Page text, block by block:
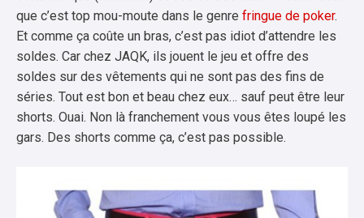
que c’est top mou-moute dans le genre fringue de poker.
Et comme ça coûte un bras, c’est pas idiot d’attendre les
soldes. Car chez JAQK, ils jouent le jeu et offre des
soldes sur des vêtements qui ne sont pas des fins de
séries. Tout est bon et beau chez eux… sauf peut être leur
shorts. Ouai. Non là franchement vous vous êtes loupé les
gars. Des shorts comme ça, c’est pas possible.